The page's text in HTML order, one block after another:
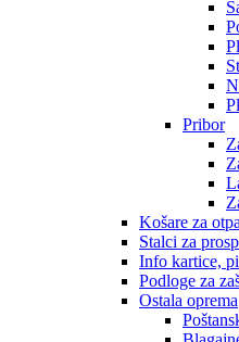
Pribor
Košare za
Stalci za
Info kartice,
Podloge za
Ostala oprema